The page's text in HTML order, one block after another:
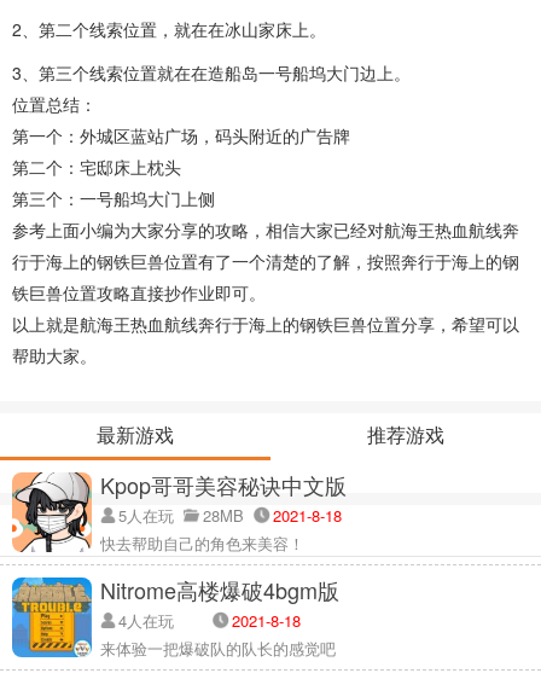
2、第二个线索位置，就在在冰山家床上。
3、第三个线索位置就在在造船岛一号船坞大门边上。
位置总结：
第一个：外城区蓝站广场，码头附近的广告牌
第二个：宅邸床上枕头
第三个：一号船坞大门上侧
参考上面小编为大家分享的攻略，相信大家已经对航海王热血航线奔
行于海上的钢铁巨兽位置有了一个清楚的了解，按照奔行于海上的钢
铁巨兽位置攻略直接抄作业即可。
以上就是航海王热血航线奔行于海上的钢铁巨兽位置分享，希望可以
帮助大家。
最新游戏 推荐游戏
Kpop哥哥美容秘诀中文版
5人在玩 28MB
2021-8-18
快去帮助自己的角色来美容！
Nitrome高楼爆破4bgm版
4人在玩
2021-8-18
来体验一把爆破队的队长的感觉吧